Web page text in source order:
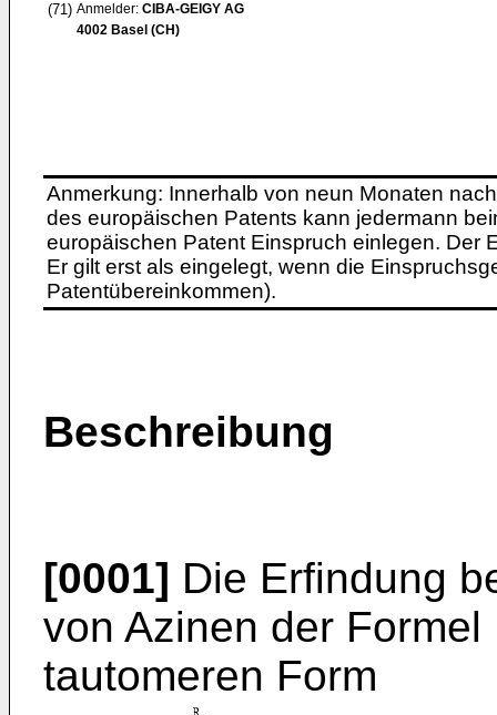
(71) Anmelder: CIBA-GEIGY AG
4002 Basel (CH)
Anmerkung: Innerhalb von neun Monaten
des europäischen Patents kann jedermann
europäischen Patent Einspruch einlegen. Der
Er gilt erst als eingelegt, wenn die
Patentübereinkommen).
Beschreibung
[0001] Die Erfindung
von Azinen der
tautomeren Form